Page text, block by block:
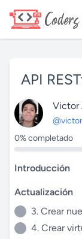
API
Victor
0% completado
Introducción
Actualización
3. Crear
4. Crear